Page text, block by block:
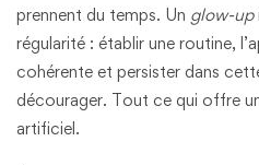
prennent du temps. Un glow-up
régularité : établir une routine,
cohérente et persister dans
décourager. Tout ce qui offre
artificiel.